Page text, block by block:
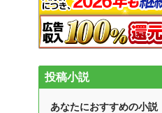
投稿小説
あなたにおすすめの小説